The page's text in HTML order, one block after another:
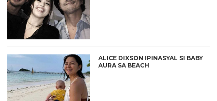
ALICE DIXSON IPINASYAL SI BABY
AURA SA BEACH